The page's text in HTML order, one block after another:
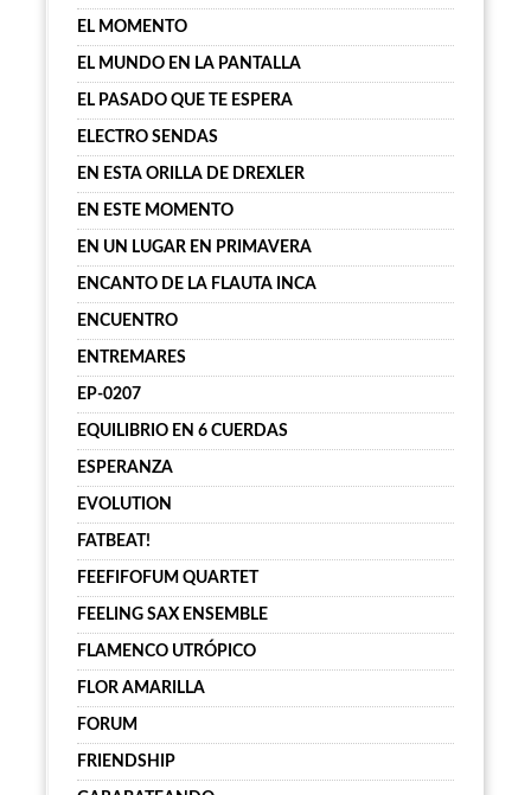
EL MOMENTO
EL MUNDO EN LA PANTALLA
EL PASADO QUE TE ESPERA
ELECTRO SENDAS
EN ESTA ORILLA DE DREXLER
EN ESTE MOMENTO
EN UN LUGAR EN PRIMAVERA
ENCANTO DE LA FLAUTA INCA
ENCUENTRO
ENTREMARES
EP-0207
EQUILIBRIO EN 6 CUERDAS
ESPERANZA
EVOLUTION
FATBEAT!
FEEFIFOFUM QUARTET
FEELING SAX ENSEMBLE
FLAMENCO UTRÓPICO
FLOR AMARILLA
FORUM
FRIENDSHIP